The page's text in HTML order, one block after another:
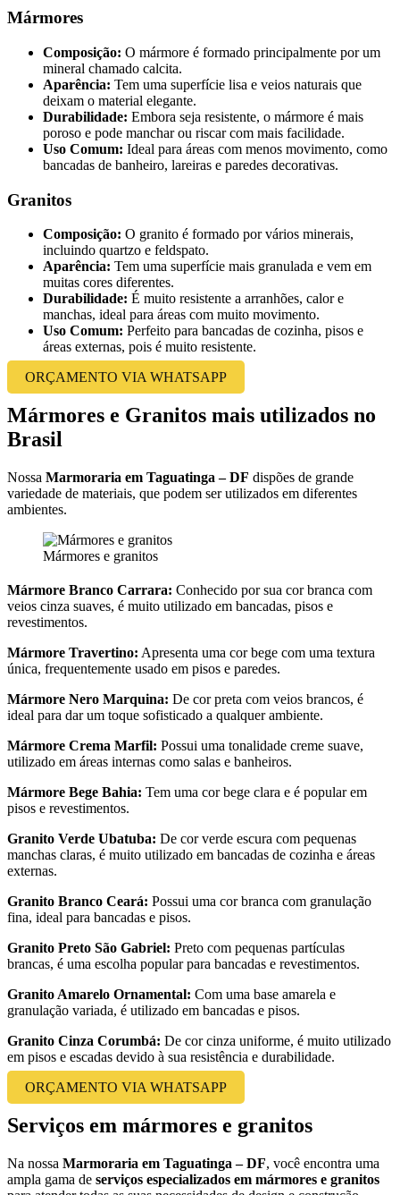
Mármores
Composição: O mármore é formado principalmente por um
mineral chamado calcita.
Aparência: Tem uma superfície lisa e veios naturais que
deixam o material elegante.
Durabilidade: Embora seja resistente, o mármore é mais
poroso e pode manchar ou riscar com mais facilidade.
Uso Comum: Ideal para áreas com menos movimento, como
bancadas de banheiro, lareiras e paredes decorativas.
Granitos
Composição: O granito é formado por vários minerais,
incluindo quartzo e feldspato.
Aparência: Tem uma superfície mais granulada e vem em
muitas cores diferentes.
Durabilidade: É muito resistente a arranhões, calor e
manchas, ideal para áreas com muito movimento.
Uso Comum: Perfeito para bancadas de cozinha, pisos e
áreas externas, pois é muito resistente.
ORÇAMENTO VIA WHATSAPP
Mármores e Granitos mais utilizados no
Brasil
Nossa Marmoraria em Taguatinga – DF dispões de grande
variedade de materiais, que podem ser utilizados em diferentes
ambientes.
Mármores e granitos
Mármore Branco Carrara: Conhecido por sua cor branca com
veios cinza suaves, é muito utilizado em bancadas, pisos e
revestimentos.
Mármore Travertino: Apresenta uma cor bege com uma textura
única, frequentemente usado em pisos e paredes.
Mármore Nero Marquina: De cor preta com veios brancos, é
ideal para dar um toque sofisticado a qualquer ambiente.
Mármore Crema Marfil: Possui uma tonalidade creme suave,
utilizado em áreas internas como salas e banheiros.
Mármore Bege Bahia: Tem uma cor bege clara e é popular em
pisos e revestimentos.
Granito Verde Ubatuba: De cor verde escura com pequenas
manchas claras, é muito utilizado em bancadas de cozinha e áreas
externas.
Granito Branco Ceará: Possui uma cor branca com granulação
fina, ideal para bancadas e pisos.
Granito Preto São Gabriel: Preto com pequenas partículas
brancas, é uma escolha popular para bancadas e revestimentos.
Granito Amarelo Ornamental: Com uma base amarela e
granulação variada, é utilizado em bancadas e pisos.
Granito Cinza Corumbá: De cor cinza uniforme, é muito utilizado
em pisos e escadas devido à sua resistência e durabilidade.
ORÇAMENTO VIA WHATSAPP
Serviços em mármores e granitos
Na nossa Marmoraria em Taguatinga – DF, você encontra uma
ampla gama de serviços especializados em mármores e granitos